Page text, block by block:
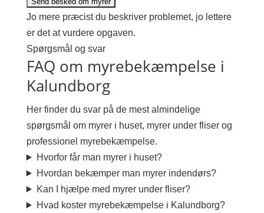
Jo mere præcist du beskriver problemet, jo lettere
er det at vurdere opgaven.
Spørgsmål og svar
FAQ om myrebekæmpelse i
Kalundborg
Her finder du svar på de mest almindelige
spørgsmål om myrer i huset, myrer under fliser og
professionel myrebekæmpelse.
Hvorfor får man myrer i huset?
Hvordan bekæmper man myrer indendørs?
Kan I hjælpe med myrer under fliser?
Hvad koster myrebekæmpelse i Kalundborg?